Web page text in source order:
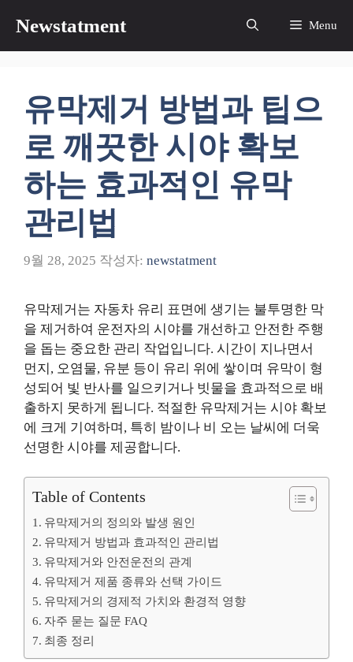
츠
Newstatment Menu
유막제거 방법과 팁으
로 깨끗한 시야 확보
하는 효과적인 유막
관리법
9월 28, 2025 작성자: newstatment
유막제거는 자동차 유리 표면에 생기는 불투명한 막
을 제거하여 운전자의 시야를 개선하고 안전한 주행
을 돕는 중요한 관리 작업입니다. 시간이 지나면서
먼지, 오염물, 유분 등이 유리 위에 쌓이며 유막이 형
성되어 빛 반사를 일으키거나 빗물을 효과적으로 배
출하지 못하게 됩니다. 적절한 유막제거는 시야 확보
에 크게 기여하며, 특히 밤이나 비 오는 날씨에 더욱
선명한 시야를 제공합니다.
Table of Contents
유막제거의 정의와 발생 원인
유막제거 방법과 효과적인 관리법
유막제거와 안전운전의 관계
유막제거 제품 종류와 선택 가이드
유막제거의 경제적 가치와 환경적 영향
자주 묻는 질문 FAQ
최종 정리